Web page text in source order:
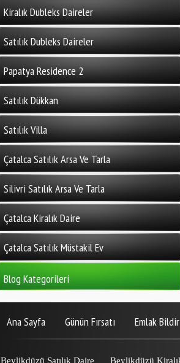
Kiralık Dubleks Daireler
Satılık Dubleks Daireler
Papatya Residence 2
Satılık Dükkan
Satılık Villa
Çatalca Satılık Arsa Ve Tarla
Silivri Satılık Arsa Ve Tarla
Çatalca Kiralık Daire
Çatalca Satılık Müstakil Ev
Blog Kategorileri
Ana Sayfa Günün Fırsatı Emlak Bildir
Beylikdüzü Satılık Daire Beylikdüzü